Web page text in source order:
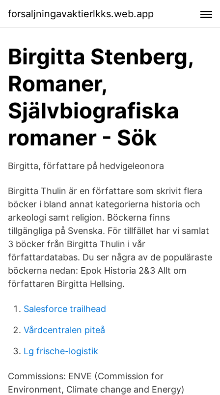
forsaljningavaktierlkks.web.app
Birgitta Stenberg,
Romaner,
Självbiografiska
romaner - Sök
Birgitta, författare på hedvigeleonora
Birgitta Thulin är en författare som skrivit flera
böcker i bland annat kategorierna historia och
arkeologi samt religion. Böckerna finns
tillgängliga på Svenska. För tillfället har vi samlat
3 böcker från Birgitta Thulin i vår
författardatabas. Du ser några av de populäraste
böckerna nedan: Epok Historia 2&3 Allt om
författaren Birgitta Hellsing.
Salesforce trailhead
Vårdcentralen piteå
Lg frische-logistik
Commissions: ENVE (Commission for
Environment, Climate change and Energy)